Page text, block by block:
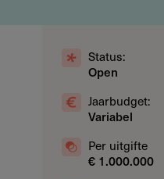
Status:
Open
Jaarbudget:
Variabel
Per uitgifte
€ 1.000.000